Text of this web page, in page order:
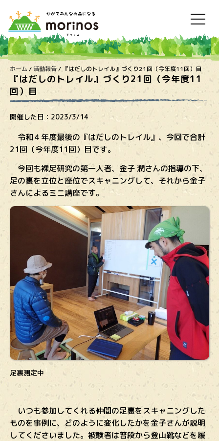
ホーム /活動報告/ 『はだしのトレイル』づくり21回（今年度11回）目
『はだしのトレイル』づくり21回（今年度11
回）目
開催した日： 2023/3/14
令和４年度最後の『はだしのトレイル』、今回で合計
21回（今年度11回）目です。
今回も裸足研究の第一人者、金子 潤さんの指導の下、
足の裏を立位と座位でスキャニングして、それから金子
さんによるミニ講座です。
足裏測定中
いつも参加してくれる仲間の足裏をスキャニングした
ものを事例に、どのように変化したかを金子さんが説明
してくださいました。被験者は普段から登山靴などを履